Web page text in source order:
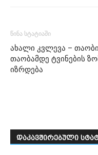
წინა სტატიაში
ახალი კვლევა –
თაობამდე ტვინების
იზრდება
დაკავშირებული